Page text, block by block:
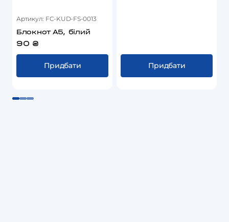
Артикул: FC-KUD-FS-0013
Блокнот А5, білий
90₴
Придбати Придбати